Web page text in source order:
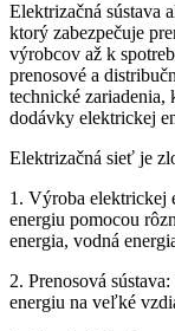
Elektrizačná sústava
ktorý zabezpečuje
výrobcov až k
prenosové a
technické
dodávky elektrickej
Elektrizačná sieť je
1. Výroba elektrickej
energiu pomocou
energia, vodná
2. Prenosová
energiu na veľké